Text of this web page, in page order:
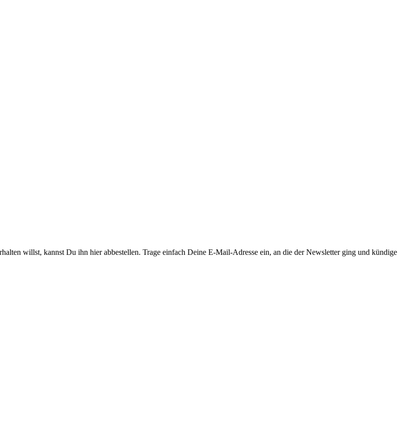
willst, kannst Du ihn hier abbestellen. Trage einfach Deine E-Mail-Adresse ein, an die der Newsletter ging und kündige